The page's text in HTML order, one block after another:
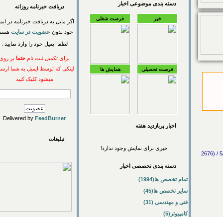
چهارمين همايش مشترك انجمن مهندسين متالورژي و انجمن ريخته گري ايران / فنی و مهندسی -> متالوژی / 5/5/1389 / (2676
دسته بندی موضوعی اخبار
فرصت شغلی
فرصت تحصیلی همایش ها
اخبار پربازديد هفته
خبری برای نمایش وجود ندارد!
دسته بندی تخصصی اخبار
تمام تخصص ها(1994)
سایر تخصص ها(45)
فنی و مهندسی (31)
کامپیوتر(5)
دریافت خبرنامه روزانه
اگر مایل به دریافت خبرنامه در ایمیل
خود بدونعضویت در سایتهستید
لطفا ایمیل خود را وارد نمایید :
برای تکمیل ثبت نام حتمابر روی
لینکی که توسط ایمیل به شما ارسال
میشود کلیک کنید
Delivered byFeedBurner
تبلیغات